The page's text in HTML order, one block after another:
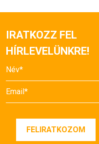
IRATKOZZ FEL
HÍRLEVELÜNKRE!